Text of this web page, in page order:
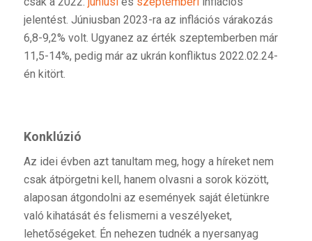
jelentést. Júniusban 2023-ra az inflációs várakozás
6,8-9,2% volt. Ugyanez az érték szeptemberben már
11,5-14%, pedig már az ukrán konfliktus 2022.02.24-
én kitört.
Konklúzió
Az idei évben azt tanultam meg, hogy a híreket nem
csak átpörgetni kell, hanem olvasni a sorok között,
alaposan átgondolni az események saját életünkre
való kihatását és felismerni a veszélyeket,
lehetőségeket. Én nehezen tudnék a nyersanyag